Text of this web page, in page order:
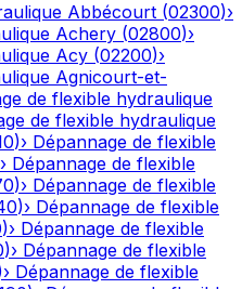
Abbécourt (02300)›
Achery (02800)›
Acy (02200)›
Agnicourt-et-
de flexible hydraulique
de flexible hydraulique
)› Dépannage de flexible
› Dépannage de flexible
)› Dépannage de flexible
)› Dépannage de flexible
)› Dépannage de flexible
)› Dépannage de flexible
› Dépannage de flexible